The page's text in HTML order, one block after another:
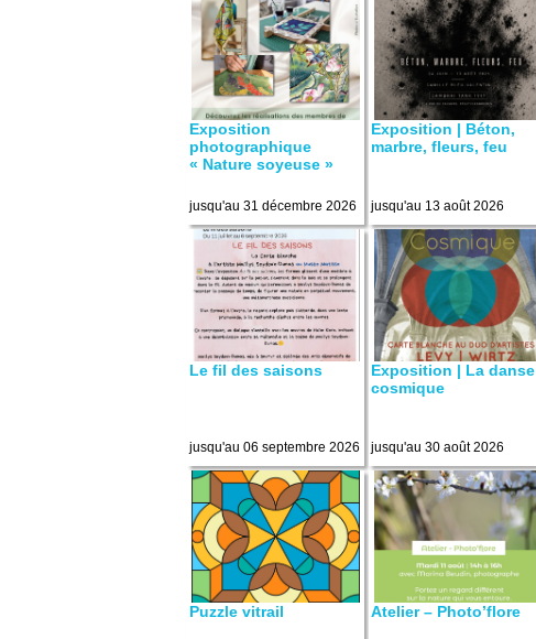
Exposition
photographique
« Nature soyeuse »
jusqu'au 31 décembre 2026
Exposition | Béton,
marbre, fleurs, feu
jusqu'au 13 août 2026
Le fil des saisons
jusqu'au 06 septembre 2026
Exposition | La danse
cosmique
jusqu'au 30 août 2026
Puzzle vitrail Atelier – Photo’flore